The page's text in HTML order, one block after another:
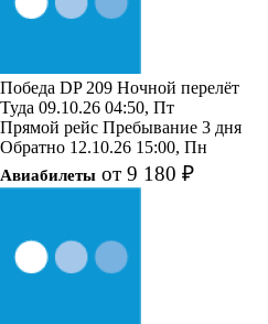
Победа DP 209 Ночной перелёт
Туда 09.10.26 04:50, Пт
Прямой рейс Пребывание 3 дня
Обратно 12.10.26 15:00, Пн
Авиабилеты от 9 180 ₽